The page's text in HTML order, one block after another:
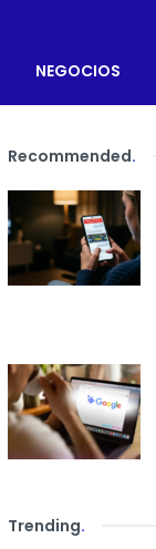
NEGOCIOS
Recommended.
Trending.